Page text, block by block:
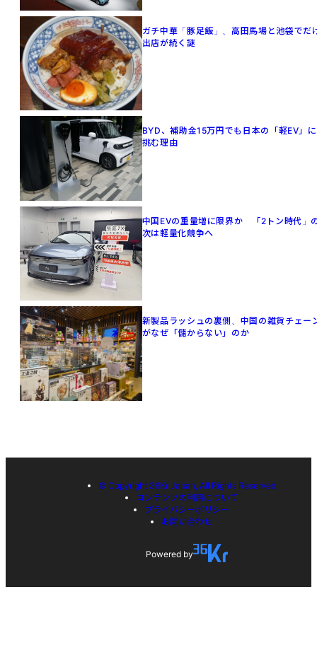
ガチ中華「豚足飯」、高田馬場と池袋でだ
出店が続く謎
BYD、補助金15万円でも日本の「軽EV」に
挑む理由
中国EVの重量増に限界か 「2トン時代」
次は軽量化競争へ
新製品ラッシュの裏側、中国の雑貨チェー
がなぜ「儲からない」のか
© Copyright 36Kr Japan, All Rights Reserved
コンテンツの利用について
プライバシーポリシー
お問い合わせ
Powered by